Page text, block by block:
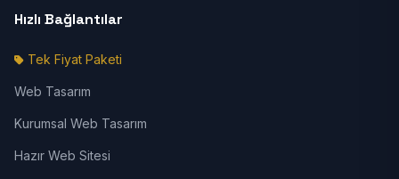
Hızlı Bağlantılar
Tek Fiyat Paketi
Web Tasarım
Kurumsal Web Tasarım
Hazır Web Sitesi